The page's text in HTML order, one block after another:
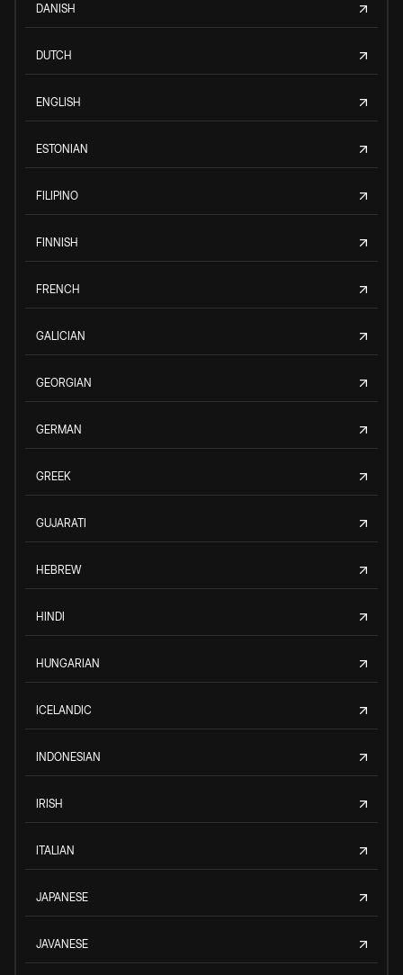
DANISH
DUTCH
ENGLISH
ESTONIAN
FILIPINO
FINNISH
FRENCH
GALICIAN
GEORGIAN
GERMAN
GREEK
GUJARATI
HEBREW
HINDI
HUNGARIAN
ICELANDIC
INDONESIAN
IRISH
ITALIAN
JAPANESE
JAVANESE